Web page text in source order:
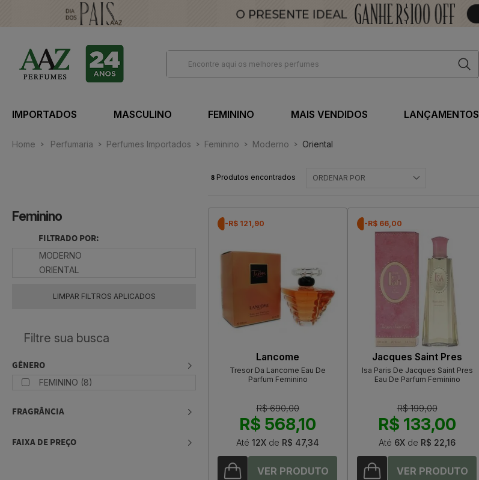
IMPORTADOS MASCULINO FEMININO MAIS VENDIDOS LANÇAMENTOS
Home Perfumaria Perfumes Importados Feminino Moderno Oriental
Feminino
FILTRADO POR:
MODERNO
ORIENTAL
LIMPAR FILTROS APLICADOS
GÊNERO
FEMININO (8)
FRAGRÂNCIA
FAIXA DE PREÇO
ORDENAR POR
8 Produtos encontrados
-R$ 121,90
Lancome
Tresor Da Lancome Eau De
Parfum Feminino
R$ 690,00
R$ 568,10
Até 12X de R$ 47,34
-R$ 66,00
Jacques Saint Pres
Isa Paris De Jacques Saint Pres
Eau De Parfum Feminino
R$ 199,00
R$ 133,00
Até 6X de R$ 22,16